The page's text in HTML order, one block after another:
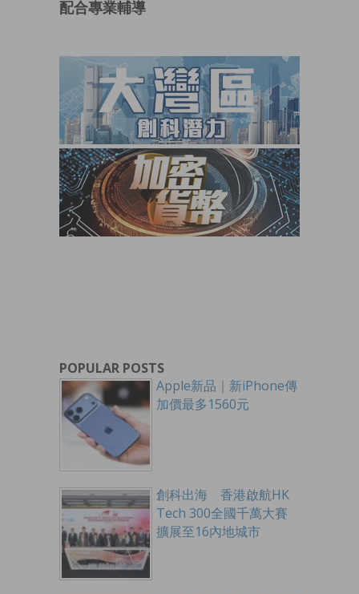
配合專業輔導
POPULAR POSTS
Apple新品｜新iPhone傳
加價最多1560元
創科出海 香港啟航HK
Tech 300全國千萬大賽
擴展至16內地城市